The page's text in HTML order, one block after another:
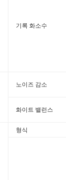
기록 화소수
노이즈 감소
화이트 밸런스
형식